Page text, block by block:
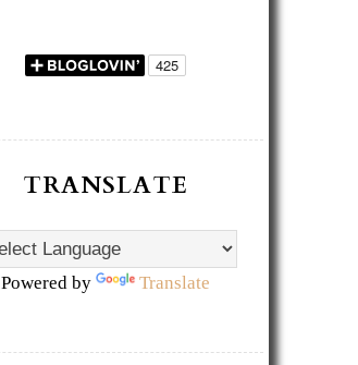
TRANSLATE
Powered by Translate